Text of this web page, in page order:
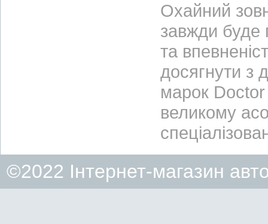
Охайний
завжди буде
та
досягнути з
марок
великому
©2022 Інтернет-магазин